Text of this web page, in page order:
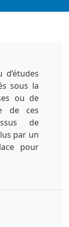
sous la
ou de
de ces
de
par un
pour